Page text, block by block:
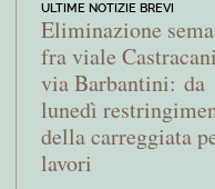
ULTIME NOTIZIE BREVI
Eliminazione
fra viale
via Barbantini: da
lunedì
della carreggiata
lavori